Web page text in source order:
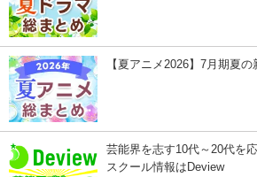
【夏アニメ2026】7月期夏
芸能界を志す10代～20代を
スクール情報はDeview